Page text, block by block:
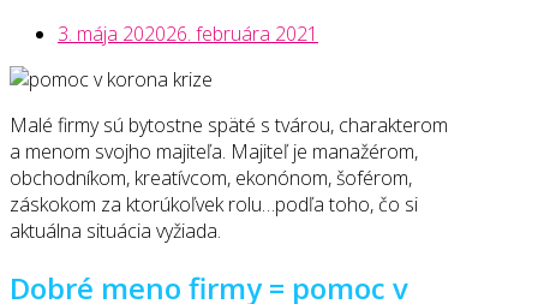
3. mája 202026. februára 2021
Malé firmy sú bytostne späté s tvárou, charakterom
a menom svojho majiteľa. Majiteľ je manažérom,
obchodníkom, kreatívcom, ekonónom, šoférom,
záskokom za ktorúkoľvek rolu…podľa toho, čo si
aktuálna situácia vyžiada.
Dobré meno firmy = pomoc v